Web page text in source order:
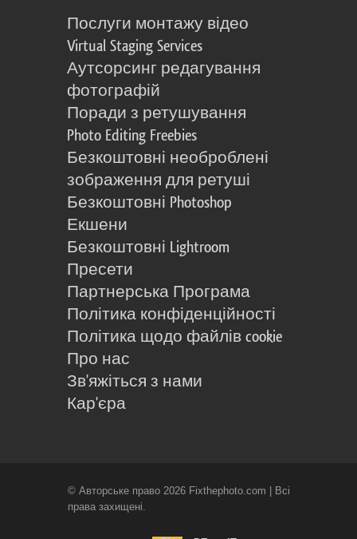
Послуги монтажу відео
Virtual Staging Services
Аутсорсинг редагування
фотографій
Поради з ретушування
Photo Editing Freebies
Безкоштовні необроблені
зображення для ретуші
Безкоштовні Photoshop
Екшени
Безкоштовні Lightroom
Пресети
Партнерська Програма
Політика конфіденційності
Політика щодо файлів cookie
Про нас
Зв'яжіться з нами
Кар'єра
© Авторське право 2026 Fixthephoto.com | Всі
права захищені.